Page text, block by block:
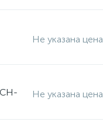
Не указана цена
Не указана цена